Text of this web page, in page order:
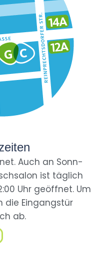
Auch an Sonn-
ist täglich
Uhr geöffnet. Um
die Eingangstür
ab.